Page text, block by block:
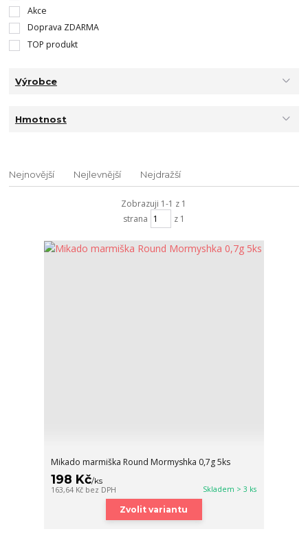
Akce
Doprava ZDARMA
TOP produkt
Výrobce
Hmotnost
Nejnovější Nejlevnější Nejdražší
Zobrazuji 1-1 z 1
strana
z 1
Mikado marmiška Round Mormyshka 0,7g 5ks
198 Kč/ks
163,64 Kč bez DPH Skladem > 3 ks
Zvolit variantu